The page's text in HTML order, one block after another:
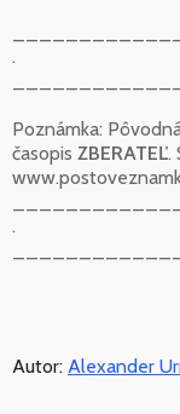
.
Poznámka:
časopis ZBERATEĽ.
.
Autor: Alexander